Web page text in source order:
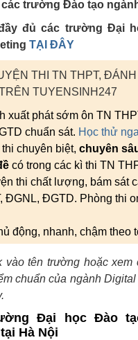
các trường Đào tạo
đủ các trường Đại
TẠI ĐÂY
THI TN THPT,
TUYENSINH247
xuất phát sớm ôn TN
chuẩn sát. Học thử
thi chuyên biệt, chuyên
có trong các kì thi TN
thi chất lượng, bám sát
ĐGNL, ĐGTD. Phòng thi
động, nhanh, chậm theo
tên trường hoặc xem
chuẩn của ngành
Đại học Đào
Hà Nội